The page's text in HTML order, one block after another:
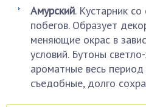
Амурский. Кустарник
побегов. Образует
меняющие окрас в
условий. Бутоны
ароматные весь
съедобные, долго